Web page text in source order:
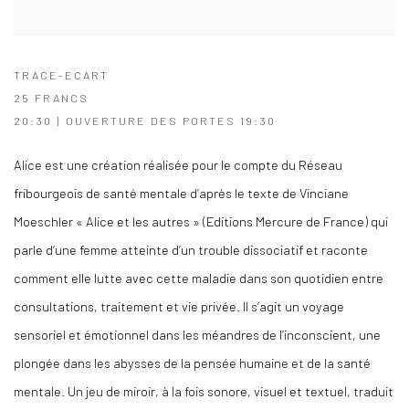
TRACE-ECART
25 FRANCS
20:30 | OUVERTURE DES PORTES 19:30
Alice est une création réalisée pour le compte du Réseau
fribourgeois de santé mentale d’après le texte de Vinciane
Moeschler « Alice et les autres » (Editions Mercure de France) qui
parle d’une femme atteinte d’un trouble dissociatif et raconte
comment elle lutte avec cette maladie dans son quotidien entre
consultations, traitement et vie privée. Il s’agit un voyage
sensoriel et émotionnel dans les méandres de l’inconscient, une
plongée dans les abysses de la pensée humaine et de la santé
mentale. Un jeu de miroir, à la fois sonore, visuel et textuel, traduit